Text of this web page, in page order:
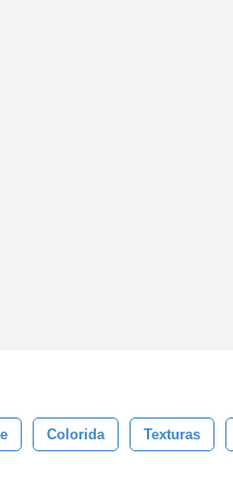
Colorida Texturas